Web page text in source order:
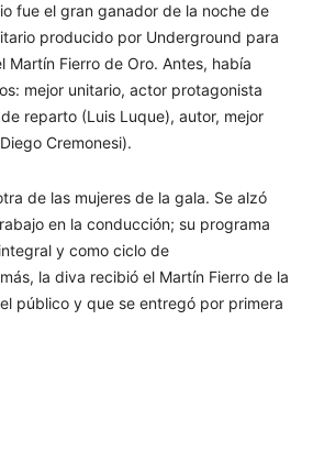
fue el gran ganador de la noche de
producido por Underground para
Martín Fierro de Oro. Antes, había
mejor unitario, actor protagonista
reparto (Luis Luque), autor, mejor
Cremonesi).
de las mujeres de la gala. Se alzó
en la conducción; su programa
y como ciclo de
la diva recibió el Martín Fierro de la
público y que se entregó por primera